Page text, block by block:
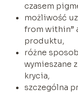
czasem
możliwość
from within”
produktu,
różne
wymieszane
krycia,
szczególna